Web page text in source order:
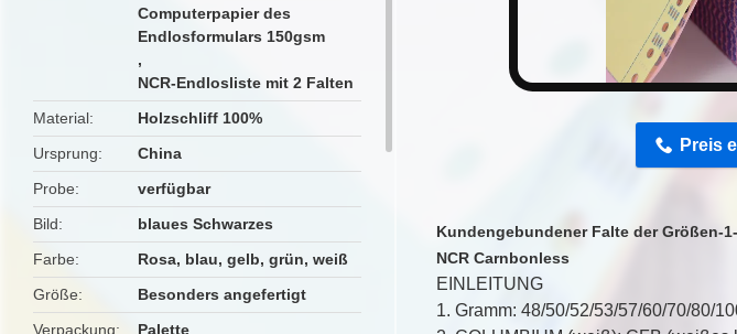
Computerpapier des
Endlosformulars 150gsm
,
NCR-Endlosliste mit 2 Falten
Material
Holzschliff 100%
Ursprung
China
Probe
verfügbar
Bild
blaues Schwarzes
Farbe
Rosa, blau, gelb, grün, weiß
Größe
Besonders angefertigt
Verpackung
Palette
Preis
Kundengebundener Falte der Größen-
NCR Carnbonless
EINLEITUNG
1. Gramm: 48/50/52/53/57/60/70/80/